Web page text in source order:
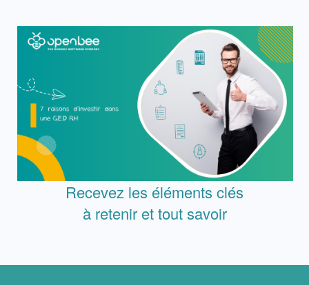
Recevez les éléments clés
à retenir et tout savoir